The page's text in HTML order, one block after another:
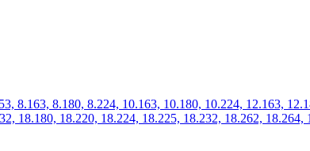
8.180, 8.224, 10.163, 10.180, 10.224, 12.163,
18.180, 18.220, 18.224, 18.225, 18.232, 18.262, 18.264,